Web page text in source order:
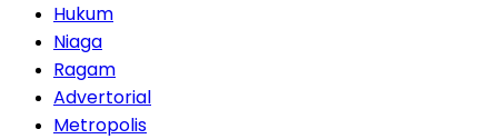
Hukum
Niaga
Ragam
Advertorial
Metropolis